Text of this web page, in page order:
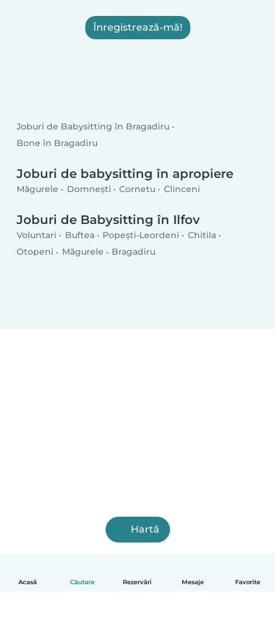
Acasă Căutare Rezervări Mesaje Favorite
Înregistrează-mă!
Joburi de Babysitting în Bragadiru
Bone în Bragadiru
Joburi de babysitting în apropiere
Măgurele Domnești Cornetu Clinceni
Joburi de Babysitting în Ilfov
Voluntari Buftea Popeşti-Leordeni
Chitila
Otopeni
Măgurele Bragadiru
Hartă